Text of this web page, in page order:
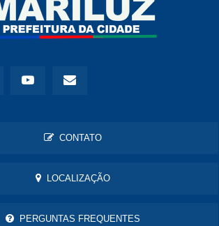
CONTATO
LOCALIZAÇÃO
PERGUNTAS FREQUENTES